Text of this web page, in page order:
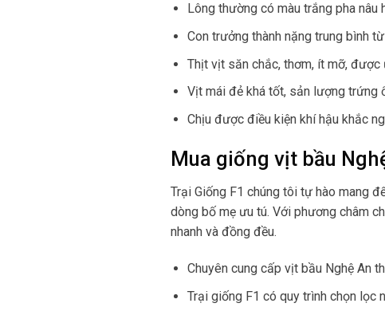
Lông thường có màu trắng pha
Con trưởng thành nặng trung bình
Thịt vịt săn chắc, thơm, ít mỡ, được
Vịt mái đẻ khá tốt, sản lượng trứng
Chịu được điều kiện khí hậu khắc
Mua giống vịt bầu
Trại Giống F1 chúng tôi tự hào mang
dòng bố mẹ ưu tú. Với phương châm
nhanh và đồng đều.
Chuyên cung cấp vịt bầu Nghệ An
Trại giống F1 có quy trình chọn lọc